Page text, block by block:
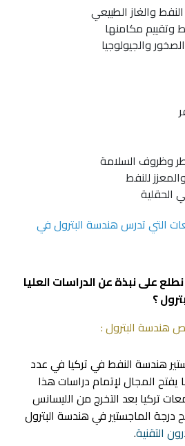
والغاز الطبيعي
مكامنها
والجيولوجيا
وظروف السلامة
للنفط
الحقلية
التي تدرس هندسة البترول في
على نبذة عن الدراسات العليا
؟
هندسة البترول :
هندسة النفط في تركيا في عدد
يفتح المجال لإتمام دراسات هذا
تركيا بعد التخرج من الليسانس
درجة الماجستير في هندسة البترول
التقنية.